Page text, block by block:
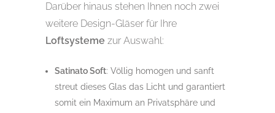
Darüber hinaus stehen Ihnen noch zwei
weitere Design-Gläser für Ihre
Loftsysteme zur Auswahl:
Satinato Soft: Völlig homogen und sanft
streut dieses Glas das Licht und garantiert
somit ein Maximum an Privatsphäre und